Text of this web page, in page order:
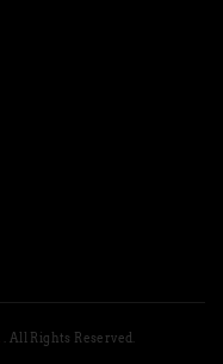
. All Rights Reserved.